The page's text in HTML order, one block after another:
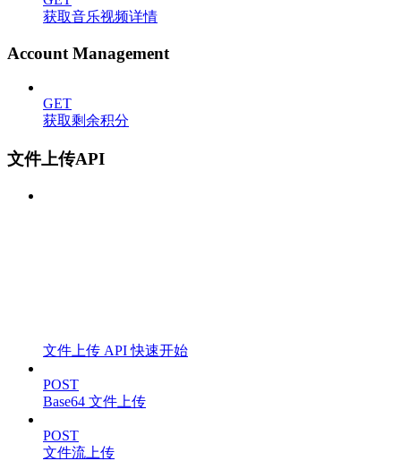
获取音乐视频详情
Account Management
GET
获取剩余积分
文件上传API
文件上传 API 快速开始
POST
Base64 文件上传
POST
文件流上传